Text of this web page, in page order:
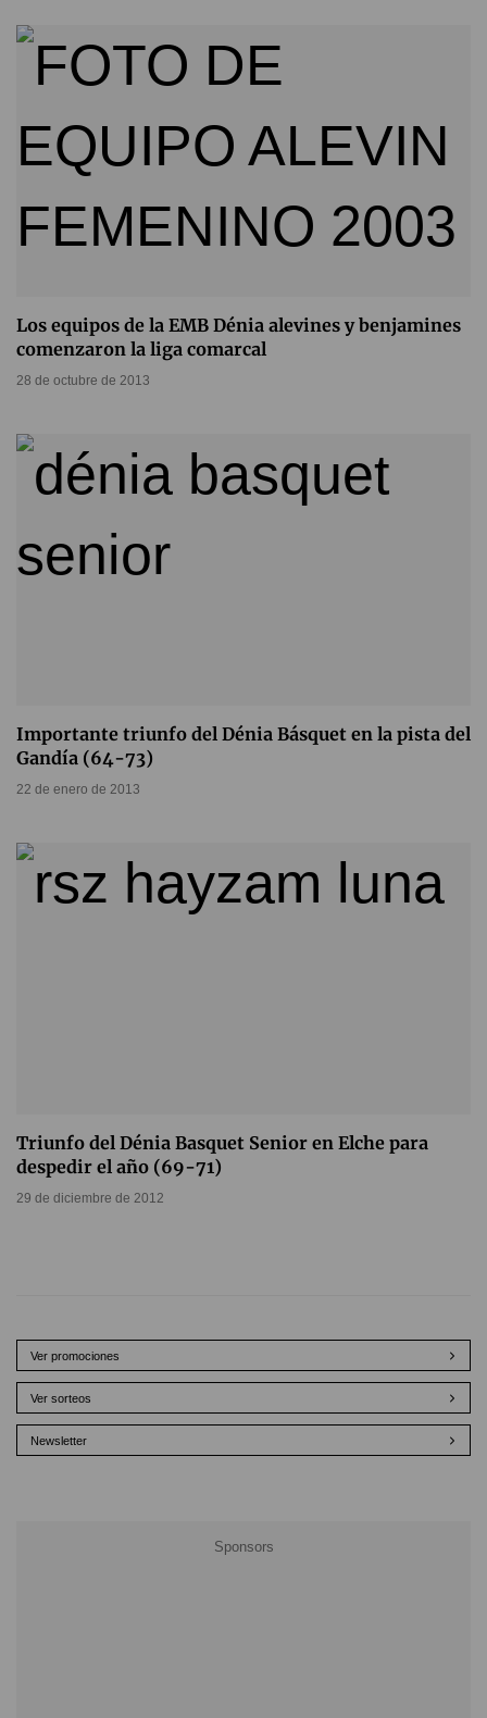
Los equipos de la EMB Dénia alevines y benjamines
comenzaron la liga comarcal
28 de octubre de 2013
Importante triunfo del Dénia Básquet en la pista del
Gandía (64-73)
22 de enero de 2013
Triunfo del Dénia Basquet Senior en Elche para
despedir el año (69-71)
29 de diciembre de 2012
Ver promociones
Ver sorteos
Newsletter